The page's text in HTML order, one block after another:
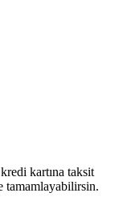
kartına taksit
tamamlayabilirsin.